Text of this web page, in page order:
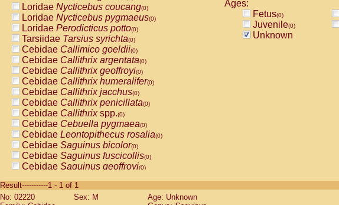
Loridae Nycticebus coucang(0)
Loridae Nycticebus pygmaeus(0)
Loridae Perodicticus potto(0)
Tarsiidae Tarsius syrichta(0)
Cebidae Callimico goeldii(0)
Cebidae Callithrix argentata(0)
Cebidae Callithrix geoffroyi(0)
Cebidae Callithrix humeralifer(0)
Cebidae Callithrix jacchus(0)
Cebidae Callithrix penicillata(0)
Cebidae Callithrixspp.(0)
Cebidae Cebuella pygmaea(0)
Cebidae Leontopithecus rosalia(0)
Cebidae Saguinus bicolor(0)
Cebidae Saguinus fuscicollis(0)
Cebidae Saguinus geoffroyi(0)
CebidaeSaguinus labiatus(0)
Cebidae Saguinus leucopus (0)
Ages:
Fetus(0)
Juvenile(0)
Unknown
Result-----------1 - 1 of 1
No: 02220
Sex: M
Age: Unknown